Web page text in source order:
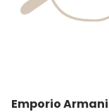
Emporio Armani